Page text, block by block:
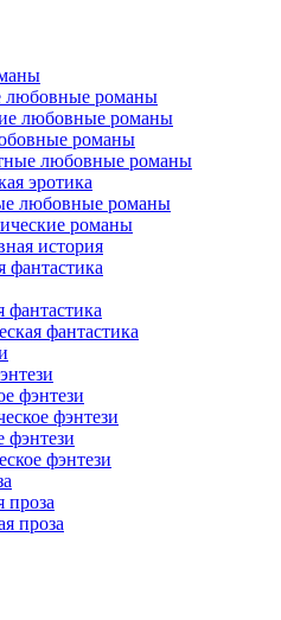
любовные романы
любовные романы
романы
любовные романы
эротика
любовные романы
романы
история
фантастика
фантастика
фантастика
фэнтези
фэнтези
фэнтези
фэнтези
проза
проза